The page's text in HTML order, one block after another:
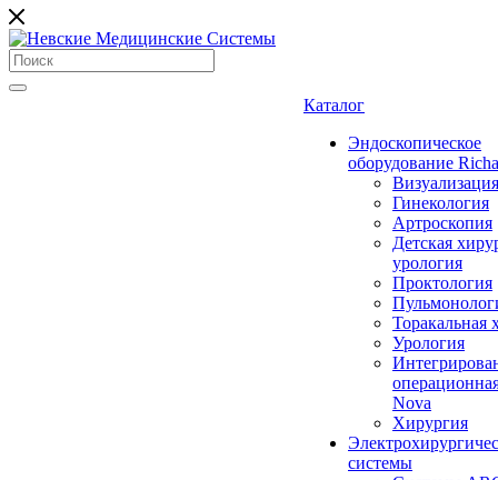
Каталог
Эндоскопическое
оборудование
Визуализация
Гинекология
Артроскопия
Детская
урология
Проктология
Торакальная
Урология
Nova
Хирургия
системы